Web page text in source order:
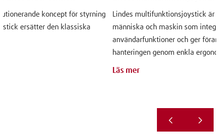
koncept för styrning
ersätter den klassiska
Lindes multifunktionsjoystick
människa och maskin som
användarfunktioner och ger
hanteringen genom enkla
Läs mer